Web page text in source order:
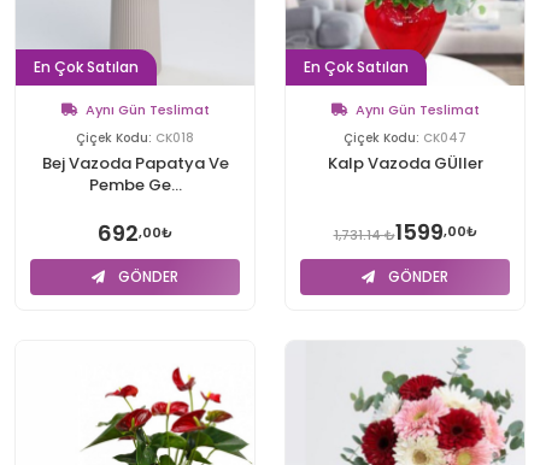
En Çok Satılan
Aynı Gün Teslimat
Çiçek Kodu: CK018
Bej Vazoda Papatya Ve
Pembe Ge...
692,00₺
GÖNDER
En Çok Satılan
Aynı Gün Teslimat
Çiçek Kodu: CK047
Kalp Vazoda GÜller
1,731.14 ₺1599,00₺
GÖNDER